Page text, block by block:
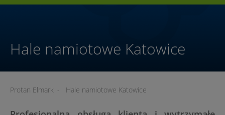
Hale namiotowe Katowice
Protan Elmark - Hale namiotowe Katowice